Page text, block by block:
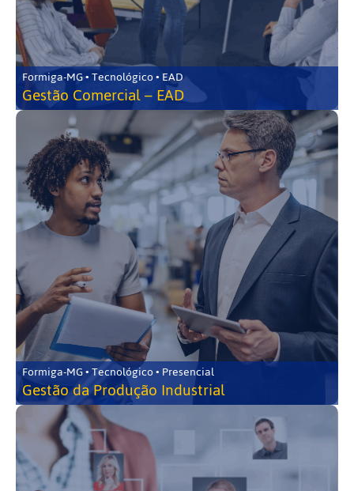
Formiga-MG • Tecnológico • EAD
Gestão Comercial – EAD
Formiga-MG • Tecnológico • Presencial
Gestão da Produção Industrial